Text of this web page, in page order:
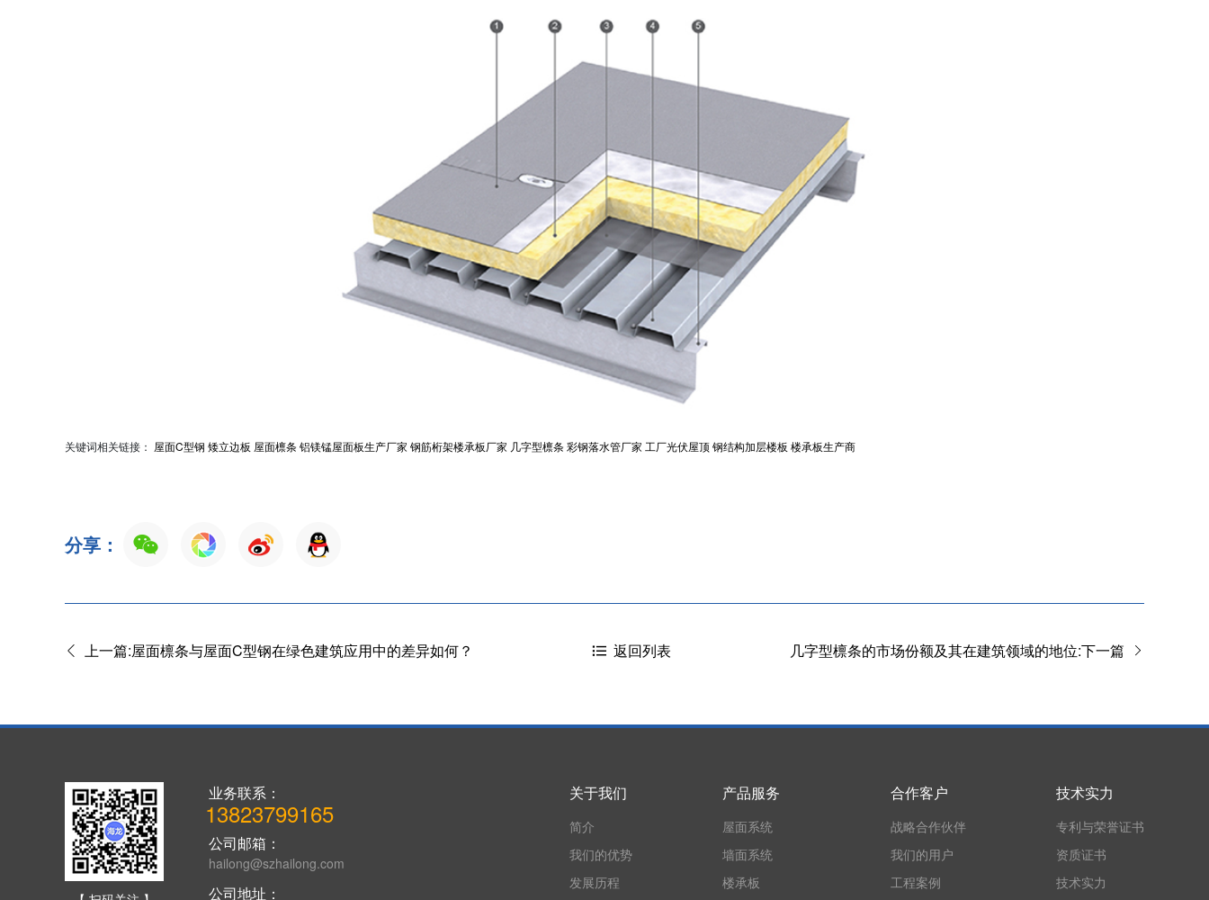
关键词相关链接： 屋面C型钢 矮立边板 屋面檩条 铝镁锰屋面板生产厂家 钢筋桁架楼承板厂家 几字型檩条 彩钢落水管厂家 工厂光伏屋顶钢结构加层楼板 楼承板生产商
分享：
上一篇:屋面檩条与屋面C型钢在绿色建筑应用中的差异如何？ 返回列表 几字型檩条的市场份额及其在建筑领域的地位:下一篇
业务联系：
13823799165
公司邮箱：
hailong@szhailong.com
公司地址：
关于我们
简介
我们的优势
发展历程
产品服务
屋面系统
墙面系统
楼承板
合作客户
战略合作伙伴
我们的用户
工程案例
技术实力
专利与荣誉证书
资质证书
技术实力